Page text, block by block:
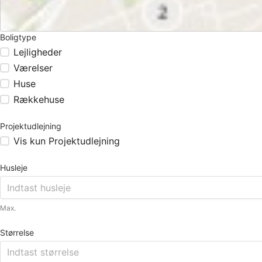
Boligtype
Lejligheder
Værelser
Huse
Rækkehuse
Projektudlejning
Vis kun Projektudlejning
Husleje
Max.
Størrelse